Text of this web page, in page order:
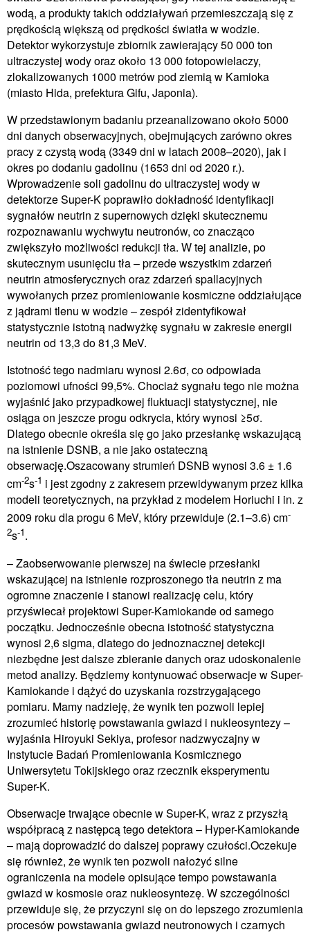
wodą, a produkty takich oddziaływań przemieszczają się z
prędkością większą od prędkości światła w wodzie.
Detektor wykorzystuje zbiornik zawierający 50 000 ton
ultraczystej wody oraz około 13 000 fotopowielaczy,
zlokalizowanych 1000 metrów pod ziemią w Kamioka
(miasto Hida, prefektura Gifu, Japonia).
W przedstawionym badaniu przeanalizowano około 5000
dni danych obserwacyjnych, obejmujących zarówno okres
pracy z czystą wodą (3349 dni w latach 2008–2020), jak i
okres po dodaniu gadolinu (1653 dni od 2020 r.).
Wprowadzenie soli gadolinu do ultraczystej wody w
detektorze Super-K poprawiło dokładność identyfikacji
sygnałów neutrin z supernowych dzięki skutecznemu
rozpoznawaniu wychwytu neutronów, co znacząco
zwiększyło możliwości redukcji tła. W tej analizie, po
skutecznym usunięciu tła – przede wszystkim zdarzeń
neutrin atmosferycznych oraz zdarzeń spallacyjnych
wywołanych przez promieniowanie kosmiczne oddziałujące
z jądrami tlenu w wodzie – zespół zidentyfikował
statystycznie istotną nadwyżkę sygnału w zakresie energii
neutrin od 13,3 do 81,3 MeV.
Istotność tego nadmiaru wynosi 2.6σ, co odpowiada
poziomowi ufności 99,5%. Chociaż sygnału tego nie można
wyjaśnić jako przypadkowej fluktuacji statystycznej, nie
osiąga on jeszcze progu odkrycia, który wynosi ≥5σ.
Dlatego obecnie określa się go jako przesłankę wskazującą
na istnienie DSNB, a nie jako ostateczną
obserwację.Oszacowany strumień DSNB wynosi 3.6 ± 1.6
cm-2s-1 i jest zgodny z zakresem przewidywanym przez kilka
modeli teoretycznych, na przykład z modelem Horiuchi i in. z
2009 roku dla progu 6 MeV, który przewiduje (2.1–3.6) cm-
2s-1.
– Zaobserwowanie pierwszej na świecie przesłanki
wskazującej na istnienie rozproszonego tła neutrin z ma
ogromne znaczenie i stanowi realizację celu, który
przyświecał projektowi Super-Kamiokande od samego
początku. Jednocześnie obecna istotność statystyczna
wynosi 2,6 sigma, dlatego do jednoznacznej detekcji
niezbędne jest dalsze zbieranie danych oraz udoskonalenie
metod analizy. Będziemy kontynuować obserwacje w Super-
Kamiokande i dążyć do uzyskania rozstrzygającego
pomiaru. Mamy nadzieję, że wynik ten pozwoli lepiej
zrozumieć historię powstawania gwiazd i nukleosyntezy –
wyjaśnia Hiroyuki Sekiya, profesor nadzwyczajny w
Instytucie Badań Promieniowania Kosmicznego
Uniwersytetu Tokijskiego oraz rzecznik eksperymentu
Super-K.
Obserwacje trwające obecnie w Super-K, wraz z przyszłą
współpracą z następcą tego detektora – Hyper-Kamiokande
– mają doprowadzić do dalszej poprawy czułości.Oczekuje
się również, że wynik ten pozwoli nałożyć silne
ograniczenia na modele opisujące tempo powstawania
gwiazd w kosmosie oraz nukleosyntezę. W szczególności
przewiduje się, że przyczyni się on do lepszego zrozumienia
procesów powstawania gwiazd neutronowych i czarnych